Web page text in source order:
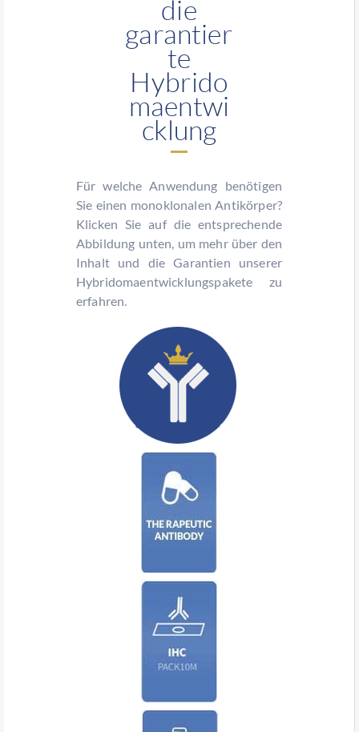
die
garantier
te
Hybrido
maentwi
cklung
Für welche Anwendung benötigen
Sie einen monoklonalen Antikörper?
Klicken Sie auf die entsprechende
Abbildung unten, um mehr über den
Inhalt und die Garantien unserer
Hybridomaentwicklungspakete zu
erfahren.